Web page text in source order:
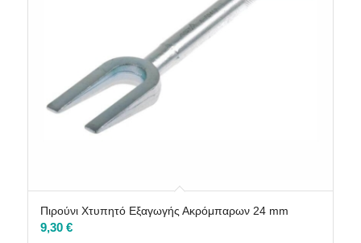
Πιρούνι Χτυπητό Εξαγωγής Ακρόμπαρων 24 mm
9,30 €